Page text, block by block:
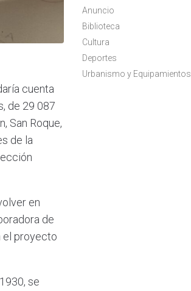
cuenta
de 29 087
San Roque,
de la
en
de
el proyecto
se
Anuncio
Biblioteca
Cultura
Deportes
Urbanismo y Equipamientos